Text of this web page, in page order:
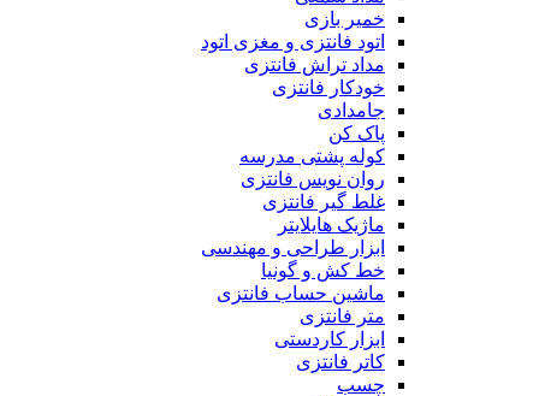
خمیر بازی
اتود فانتزی و مغزی اتود
مداد تراش فانتزی
خودکار فانتزی
کوله پشتی مدرسه
روان نویس فانتزی
غلط گیر فانتزی
ماژیک هایلایتر
ابزار طراحی و مهندسی
خط کش و گونیا
ماشین حساب فانتزی
متر فانتزی
ابزار کاردستی
کاتر فانتزی